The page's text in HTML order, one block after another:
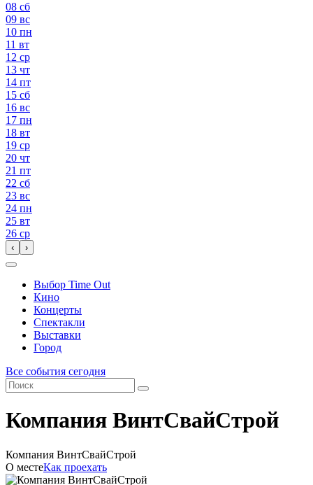
08 сб
09 вс
10 пн
11 вт
12 ср
13 чт
14 пт
15 сб
16 вс
17 пн
18 вт
19 ср
20 чт
21 пт
22 сб
23 вс
24 пн
25 вт
26 ср
‹ ›
Выбор Time Out
Кино
Концерты
Спектакли
Выставки
Город
Все события сегодня
Компания ВинтСвайСтрой
Компания ВинтСвайСтрой
О местеКак проехать